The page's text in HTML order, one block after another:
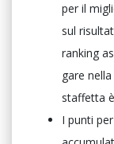
per il
sul
ranking
gare
staffetta
I punti